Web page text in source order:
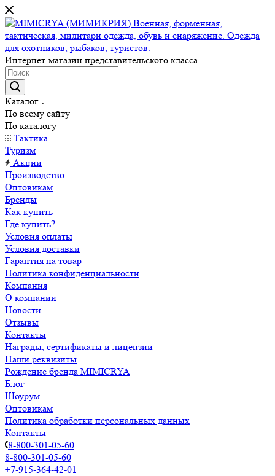
Интернет-магазин представительского класса
Каталог
По всему сайту
По каталогу
Тактика
Туризм
Акции
Производство
Оптовикам
Бренды
Как купить
Где купить?
Условия оплаты
Условия доставки
Гарантия на товар
Политика конфиденциальности
Компания
О компании
Новости
Отзывы
Контакты
Награды, сертификаты и лицензии
Наши реквизиты
Рождение бренда MIMICRYA
Блог
Шоурум
Оптовикам
Политика обработки персональных данных
Контакты
8-800-301-05-60
8-800-301-05-60
+7-915-364-42-01